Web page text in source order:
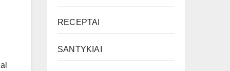
RECEPTAI
SANTYKIAI